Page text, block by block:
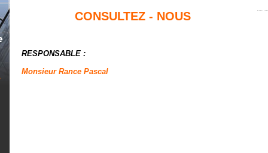
CONSULTEZ - NOUS
RESPONSABLE :
Monsieur Rance Pascal